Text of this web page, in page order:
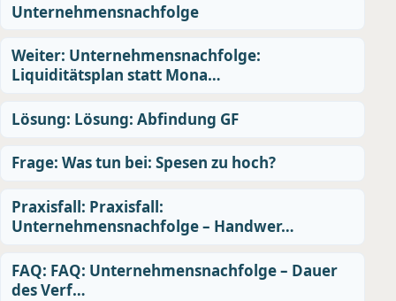
Unternehmensnachfolge
Weiter: Unternehmensnachfolge:
Liquiditätsplan statt Mona…
Lösung: Lösung: Abfindung GF
Frage: Was tun bei: Spesen zu hoch?
Praxisfall: Praxisfall:
Unternehmensnachfolge – Handwer…
FAQ: FAQ: Unternehmensnachfolge – Dauer
des Verf…